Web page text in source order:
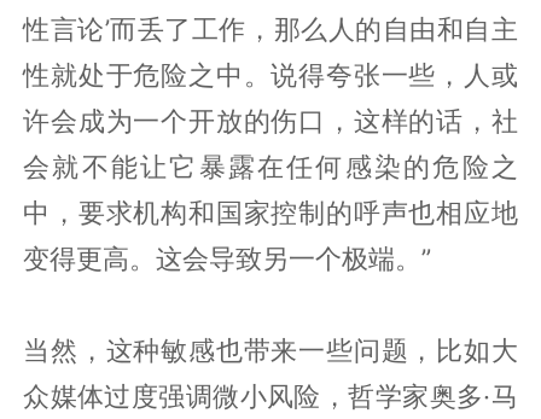
性言论’而丢了工作，那么人的自由和自主
性就处于危险之中。说得夸张一些，人或
许会成为一个开放的伤口，这样的话，社
会就不能让它暴露在任何感染的危险之
中，要求机构和国家控制的呼声也相应地
变得更高。这会导致另一个极端。”
当然，这种敏感也带来一些问题，比如大
众媒体过度强调微小风险，哲学家奥多·马